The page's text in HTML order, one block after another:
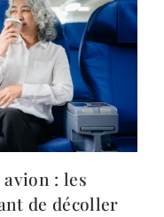
: les
de décoller